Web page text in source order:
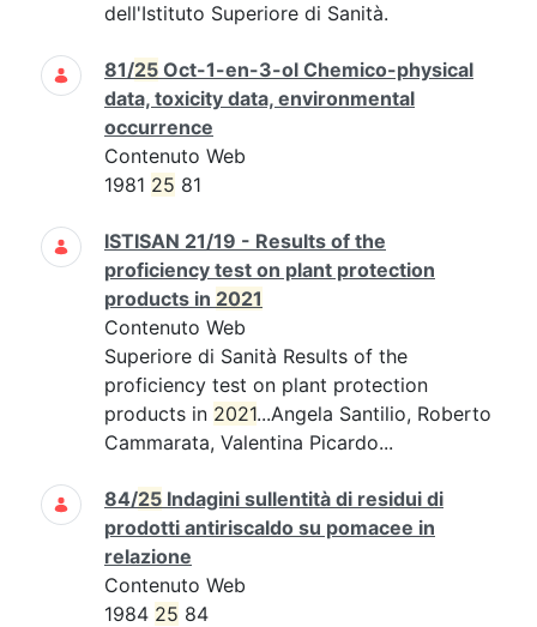
dell'Istituto Superiore di Sanità.
81/25 Oct-1-en-3-ol Chemico-physical
data, toxicity data, environmental
occurrence
Contenuto Web
1981 25 81
ISTISAN 21/19 - Results of the
proficiency test on plant protection
products in 2021
Contenuto Web
Superiore di Sanità Results of the
proficiency test on plant protection
products in 2021...Angela Santilio, Roberto
Cammarata, Valentina Picardo...
84/25 Indagini sullentità di residui di
prodotti antiriscaldo su pomacee in
relazione
Contenuto Web
1984 25 84